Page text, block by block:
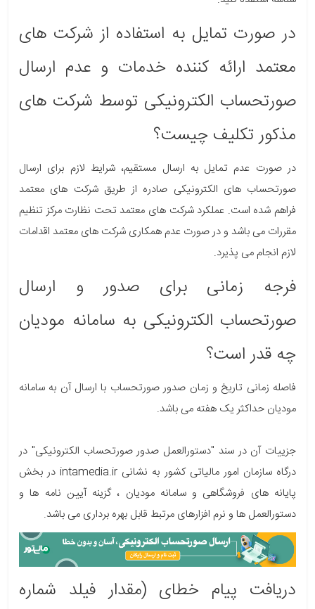
در صورت تمایل به استفاده از شرکت های
معتمد ارائه کننده خدمات و عدم ارسال
صورتحساب الکترونیکی توسط شرکت های
مذکور تکلیف چیست؟
در صورت عدم تمایل به ارسال مستقیم، شرایط لازم برای ارسال
صورتحساب های الکترونیکی صادره از طریق شرکت های معتمد
فراهم شده است. عملکرد شرکت‎ های معتمد تحت نظارت مرکز تنظیم
مقررات می باشد و در صورت عدم همکاری شرکت های معتمد اقدامات
لازم انجام می پذیرد.
فرجه زمانی برای صدور و ارسال
صورتحساب الکترونیکی به سامانه مودیان
چه قدر است؟
فاصله زمانی تاریخ و زمان صدور صورتحساب با ارسال آن به سامانه
مودیان حداکثر یک هفته می باشد.
جزییات آن در سند "دستورالعمل صدور صورتحساب الکترونیکی" در
درگاه سازمان امور مالیاتی کشور به نشانی intamedia.ir در بخش
پایانه های فروشگاهی و سامانه مودیان ، گزینه آیین نامه ها و
دستورالعمل ها و نرم افزارهای مرتبط قابل بهره برداری می باشد.
دریافت پیام خطای (مقدار فیلد شماره